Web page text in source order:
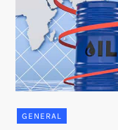
GENERAL